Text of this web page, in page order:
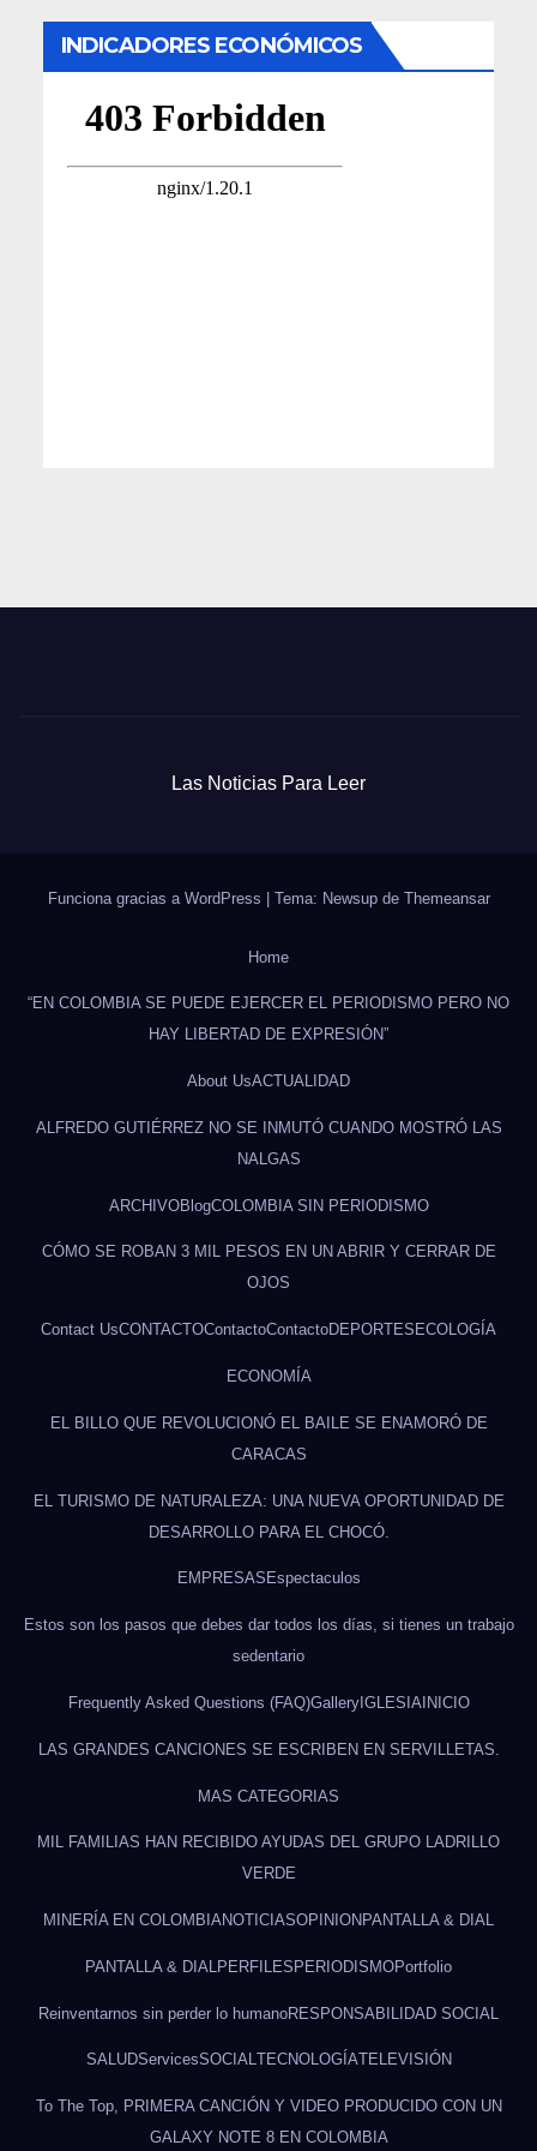
INDICADORES ECONÓMICOS
Las Noticias Para Leer
Funciona gracias a WordPress Tema: Newsup de Themeansar
Home
“EN COLOMBIA SE PUEDE EJERCER EL PERIODISMO PERO NO
HAY LIBERTAD DE EXPRESIÓN”
About UsACTUALIDAD
ALFREDO GUTIÉRREZ NO SE INMUTÓ CUANDO MOSTRÓ LAS
NALGAS
ARCHIVOBlogCOLOMBIA SIN PERIODISMO
CÓMO SE ROBAN 3 MIL PESOS EN UN ABRIR Y CERRAR DE
OJOS
Contact UsCONTACTOContactoContactoDEPORTES ECOLOGÍA
ECONOMÍA
EL BILLO QUE REVOLUCIONÓ EL BAILE SE ENAMORÓ DE
CARACAS
EL TURISMO DE NATURALEZA: UNA NUEVA OPORTUNIDAD DE
DESARROLLO PARA EL CHOCÓ.
EMPRESAS Espectaculos
Estos son los pasos que debes dar todos los días, si tienes un trabajo
sedentario
Frequently Asked Questions (FAQ)GalleryIGLESIA INICIO
LAS GRANDES CANCIONES SE ESCRIBEN EN SERVILLETAS.
MAS CATEGORIAS
MIL FAMILIAS HAN RECIBIDO AYUDAS DEL GRUPO LADRILLO
VERDE
MINERÍA EN COLOMBIANOTICIASOPINION PANTALLA & DIAL
PANTALLA & DIAL PERFILES PERIODISMOPortfolio
Reinventarnos sin perder lo humanoRESPONSABILIDAD SOCIAL
SALUDServicesSOCIALTECNOLOGÍATELEVISIÓN
To The Top, PRIMERA CANCIÓN Y VIDEO PRODUCIDO CON UN
GALAXY NOTE 8 EN COLOMBIA